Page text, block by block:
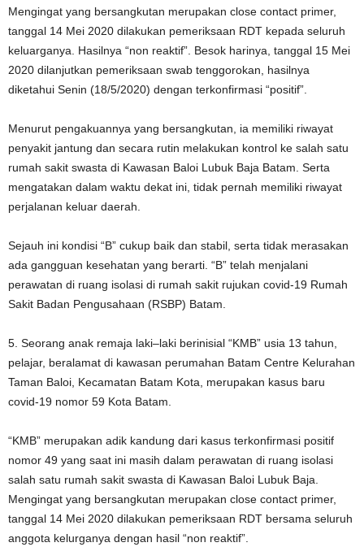
Mengingat yang bersangkutan merupakan close contact primer,
tanggal 14 Mei 2020 dilakukan pemeriksaan RDT kepada seluruh
keluarganya. Hasilnya “non reaktif”. Besok harinya, tanggal 15 Mei
2020 dilanjutkan pemeriksaan swab tenggorokan, hasilnya
diketahui Senin (18/5/2020) dengan terkonfirmasi “positif”.
Menurut pengakuannya yang bersangkutan, ia memiliki riwayat
penyakit jantung dan secara rutin melakukan kontrol ke salah satu
rumah sakit swasta di Kawasan Baloi Lubuk Baja Batam. Serta
mengatakan dalam waktu dekat ini, tidak pernah memiliki riwayat
perjalanan keluar daerah.
Sejauh ini kondisi “B” cukup baik dan stabil, serta tidak merasakan
ada gangguan kesehatan yang berarti. “B” telah menjalani
perawatan di ruang isolasi di rumah sakit rujukan covid-19 Rumah
Sakit Badan Pengusahaan (RSBP) Batam.
5. Seorang anak remaja laki–laki berinisial “KMB” usia 13 tahun,
pelajar, beralamat di kawasan perumahan Batam Centre Kelurahan
Taman Baloi, Kecamatan Batam Kota, merupakan kasus baru
covid-19 nomor 59 Kota Batam.
“KMB” merupakan adik kandung dari kasus terkonfirmasi positif
nomor 49 yang saat ini masih dalam perawatan di ruang isolasi
salah satu rumah sakit swasta di Kawasan Baloi Lubuk Baja.
Mengingat yang bersangkutan merupakan close contact primer,
tanggal 14 Mei 2020 dilakukan pemeriksaan RDT bersama seluruh
anggota kelurganya dengan hasil “non reaktif”.